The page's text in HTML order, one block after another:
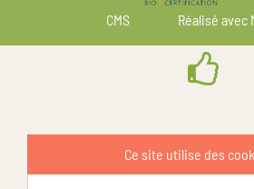
CMS Réalisé avec
Ce site utilise des